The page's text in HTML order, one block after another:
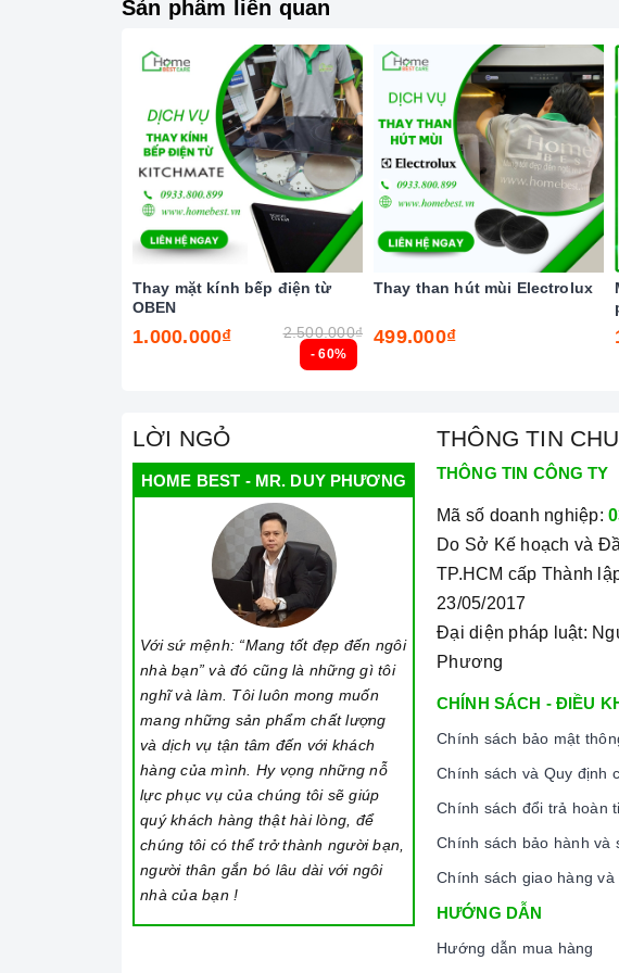
Bo viền mặt kính Ceramic
Kính Ceramic bao gồm nhiều lớp kính được xếp chồng lên nhau.
Các lớp kính được liên kết với nhau bởi những lớp keo đặc biệt
Độ dày củakính Ceramicthường đạt từ 4-6 mm.
Đặc tính:
Chịu được nhiệt độ cao lên đến 800 độ C mà không gây ra bất
trình sử dụng.
Độ cứng cao và lớn hơn so với các loại kính khác, giúp tăng khả
dụng.
Linh hoạt trong thiết kế: Khả năng tạo màu sắc khác nhau trên
thể sáng tạo và tùy chỉnh theo phong cách nội thất của nhà hàng,
Sản phẩm liên quan
- 60%
Thay mặt kính bếp điện từ
OBEN
1.000.000₫ 2.500.000₫
Thay than hút mùi Electrolux
499.000₫
LỜI NGỎ
HOME BEST - MR. DUY PHƯƠNG
Với sứ mệnh: “Mang tốt đẹp đến ngôi
nhà bạn” và đó cũng là những gì tôi
nghĩ và làm. Tôi luôn mong muốn
mang những sản phẩm chất lượng
và dịch vụ tận tâm đến với khách
hàng của mình. Hy vọng những nỗ
lực phục vụ của chúng tôi sẽ giúp
quý khách hàng thật hài lòng, để
chúng tôi có thể trở thành người bạn,
người thân gắn bó lâu dài với ngôi
nhà của bạn !
THÔNG TIN
THÔNG TIN CÔNG TY
Mã số doanh nghiệp:
Do Sở Kế hoạch và
TP.HCM cấp Thành
23/05/2017
Đại diện pháp luật:
Phương
CHÍNH SÁCH - ĐIỀU
Chính sách bảo mật
Chính sách và Quy định
Chính sách đổi trả hoàn
Chính sách bảo hành và
Chính sách giao hàng và
HƯỚNG DẪN
Hướng dẫn mua hàng